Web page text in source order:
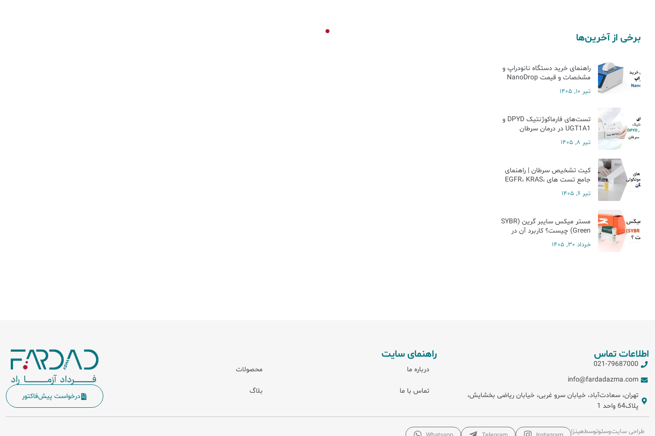
برخی از آخرین‌ها
راهنمای خرید دستگاه نانودراپ و
مشخصات و قیمت NanoDrop
تیر 10, 1405
تست‌های فارماکوژنتیک DPYD و
UGT1A1 در درمان سرطان
تیر 8, 1405
کیت تشخیص سرطان | راهنمای
جامع تست های EGFR، KRAS،
NRAS، BRAF، ALK و MSI
تیر 6, 1405
مستر میکس سایبر گرین (SYBR
Green) چیست؟ کاربرد آن در
Real-Time PCR
خرداد 30, 1405
اطلاعات تماس
021-79687000
info@fardadazma.com
تهران، سعادت‌آباد، خیابان سرو غربی، خیابان ریاضی بخشایش،
پلاک64 واحد 1
راهنمای سایت
درباره ما محصولات
تماس با ما بلاگ
درخواست پیش‌فاکتور
طراحی سایتوسئوتوسطهینزا